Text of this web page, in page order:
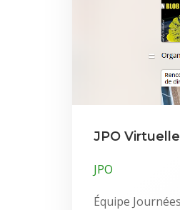
JPO
JPO
Équipe